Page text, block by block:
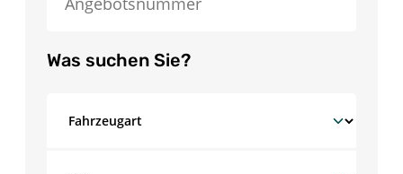
Was suchen Sie?